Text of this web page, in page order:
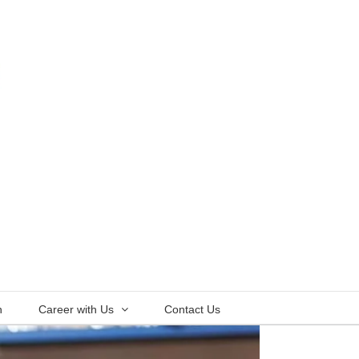
Career with Us Contact Us